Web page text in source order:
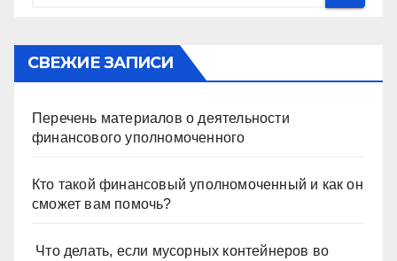
СВЕЖИЕ ЗАПИСИ
Перечень материалов о деятельности
финансового уполномоченного
Кто такой финансовый уполномоченный и как он
сможет вам помочь?
Что делать, если мусорных контейнеров во